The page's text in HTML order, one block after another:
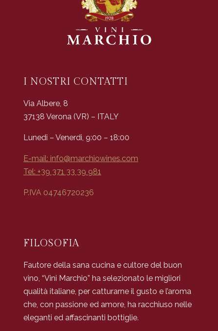
I NOSTRI CONTATTI
Via Albere, 8
37138 Verona (VR) – ITALY
Lunedi – Venerdi, 9:00 – 18:00
E-mail: info@marchiowines.com
Tel: +39 371 33 39 981
P.IVA 04746720236
FILOSOFIA
Fautore della sana cucina e cultore del buon
vino, “Vini Marchio” ha selezionato le migliori
qualità italiane, per catturarne il gusto e l’aroma
che, con passione ed amore, ha racchiuso nelle
eleganti ed affascinanti bottiglie.